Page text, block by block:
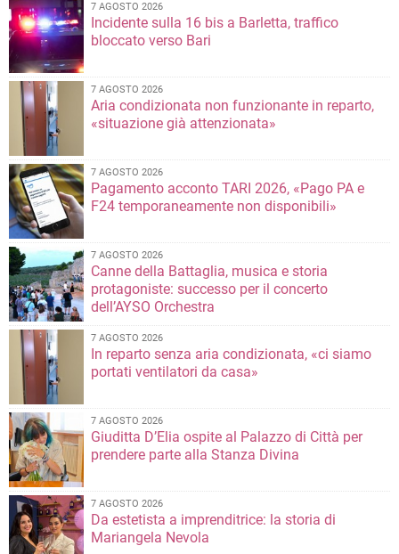
7 AGOSTO 2026
Incidente sulla 16 bis a Barletta, traffico
bloccato verso Bari
7 AGOSTO 2026
Aria condizionata non funzionante in reparto,
«situazione già attenzionata»
7 AGOSTO 2026
Pagamento acconto TARI 2026, «Pago PA e
F24 temporaneamente non disponibili»
7 AGOSTO 2026
Canne della Battaglia, musica e storia
protagoniste: successo per il concerto
dell’AYSO Orchestra
7 AGOSTO 2026
In reparto senza aria condizionata, «ci siamo
portati ventilatori da casa»
7 AGOSTO 2026
Giuditta D’Elia ospite al Palazzo di Città per
prendere parte alla Stanza Divina
7 AGOSTO 2026
Da estetista a imprenditrice: la storia di
Mariangela Nevola